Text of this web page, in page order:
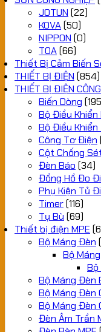
JOTUN (22)
KOVA(50)
NIPPON (0)
TOA(66)
Thiết Bị Cảm Biến
THIẾT BỊ ĐIỆN (854)
THIẾT BỊ ĐIỆN
Biến Dòng
Bộ Điều
Bộ Điều Khiển
Công Tơ Điện
Cột Chống
Đèn Báo (34)
Đồng Hồ Đo
Phụ Kiện Tủ
Timer(116)
Tụ Bù (69)
Thiết bị điện MPE
Bộ Máng Đèn
Bộ
Bộ
Bộ Máng Đèn
Bộ Máng Đèn
Bộ Máng Đèn
Đèn Âm Trần